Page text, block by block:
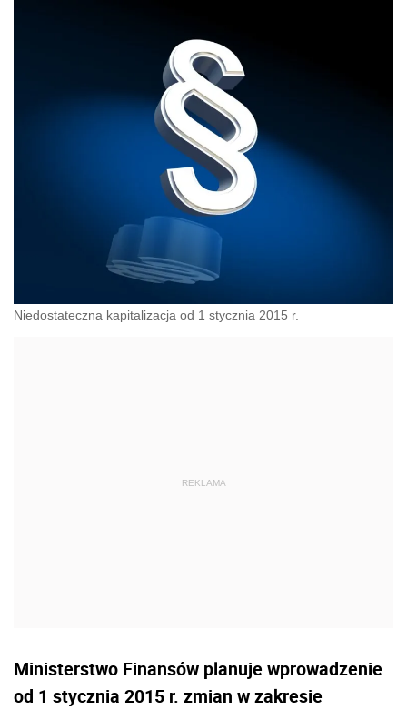
Niedostateczna kapitalizacja od 1 stycznia 2015 r.
Ministerstwo Finansów planuje wprowadzenie
od 1 stycznia 2015 r. zmian w zakresie